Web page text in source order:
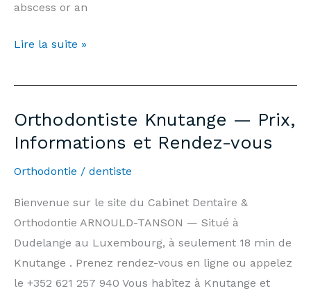
abscess or an
Emergency
Knutange
7
days/7,
Weekends
Public
Holidays
|
Arnould-
Tanson
Lire la suite »
Orthodontiste Knutange — Prix,
Informations et Rendez-vous
Orthodontie / dentiste
Bienvenue sur le site du Cabinet Dentaire &
Orthodontie ARNOULD-TANSON — Situé à
Dudelange au Luxembourg, à seulement 18 min de
Knutange . Prenez rendez-vous en ligne ou appelez
le +352 621 257 940 Vous habitez à Knutange et